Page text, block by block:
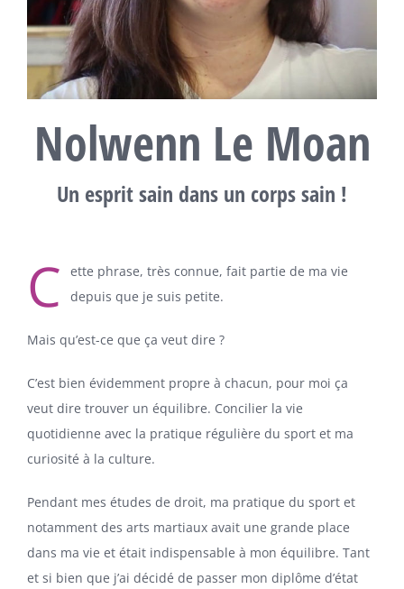
Nolwenn Le Moan
Un esprit sain dans un corps sain !
C
ette phrase, très connue, fait partie de ma vie
depuis que je suis petite.
Mais qu’est-ce que ça veut dire ?
C’est bien évidemment propre à chacun, pour moi ça
veut dire trouver un équilibre. Concilier la vie
quotidienne avec la pratique régulière du sport et ma
curiosité à la culture.
Pendant mes études de droit, ma pratique du sport et
notamment des arts martiaux avait une grande place
dans ma vie et était indispensable à mon équilibre. Tant
et si bien que j’ai décidé de passer mon diplôme d’état